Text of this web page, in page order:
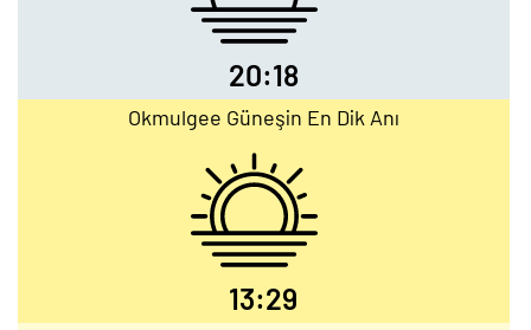
20:18
Okmulgee Güneşin En Dik Anı
13:29